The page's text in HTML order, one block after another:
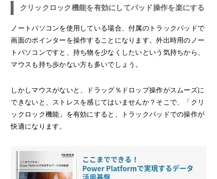
クリックロック機能を有効にしてパッド操作を楽にする
ノートパソコンを使用している場合、付属のトラックパッドで
画面のポインターを操作することになります。外出時用のノー
トパソコンですと、持ち物を少なくしたいという気持ちから、
マウスも持ち歩かない方も多いでしょう。
しかしマウスがないと、ドラッグ％ドロップ操作がスムーズに
できないと、ストレスを感じてはいませんか？そこで、「クリ
ックロック機能」を有効にすると、トラックパッドでの操作が
快適になります。